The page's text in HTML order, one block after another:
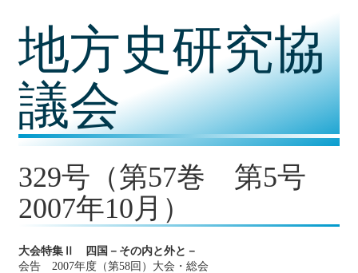
地方史研究協
議会
329号（第57巻 第5号
2007年10月）
大会特集Ⅱ 四国－その内と外と－
会告 2007年度（第58回）大会・総会